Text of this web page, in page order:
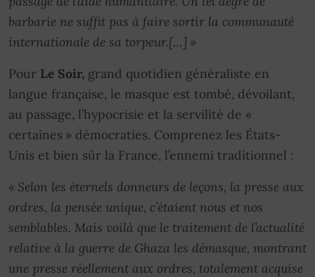
barbarie ne suffit pas à faire sortir la communauté
internationale de sa torpeur.[…] »
Pour Le Soir, grand quotidien généraliste en
langue française, le masque est tombé, dévoilant,
au passage, l’hypocrisie et la servilité de «
certaines » démocraties. Comprenez les États-
Unis et bien sûr la France, l’ennemi traditionnel :
« Selon les éternels donneurs de leçons, la presse aux
ordres, la pensée unique, c’étaient nous et nos
semblables. Mais voilà que le traitement de l’actualité
relative à la guerre de Ghaza les démasque, montrant
une presse réellement aux ordres, totalement acquise